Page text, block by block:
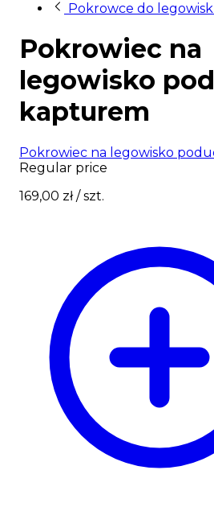
Pokrowce do
Pokrowiec na
legowisko
kapturem
Pokrowiec na legowisko
Regular price
169,00 zł/ szt.